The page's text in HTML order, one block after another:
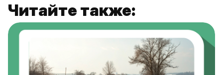
Читайте также: